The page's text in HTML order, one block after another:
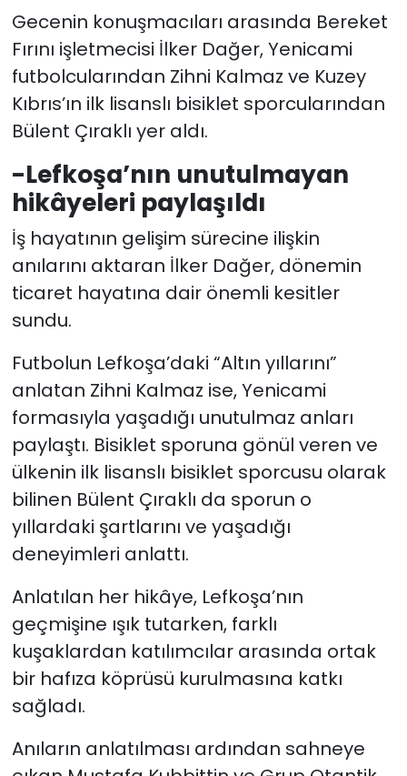
Gecenin konuşmacıları arasında Bereket
Fırını işletmecisi İlker Dağer, Yenicami
futbolcularından Zihni Kalmaz ve Kuzey
Kıbrıs’ın ilk lisanslı bisiklet sporcularından
Bülent Çıraklı yer aldı.
-Lefkoşa’nın unutulmayan
hikâyeleri paylaşıldı
İş hayatının gelişim sürecine ilişkin
anılarını aktaran İlker Dağer, dönemin
ticaret hayatına dair önemli kesitler
sundu.
Futbolun Lefkoşa’daki “Altın yıllarını”
anlatan Zihni Kalmaz ise, Yenicami
formasıyla yaşadığı unutulmaz anları
paylaştı. Bisiklet sporuna gönül veren ve
ülkenin ilk lisanslı bisiklet sporcusu olarak
bilinen Bülent Çıraklı da sporun o
yıllardaki şartlarını ve yaşadığı
deneyimleri anlattı.
Anlatılan her hikâye, Lefkoşa’nın
geçmişine ışık tutarken, farklı
kuşaklardan katılımcılar arasında ortak
bir hafıza köprüsü kurulmasına katkı
sağladı.
Anıların anlatılması ardından sahneye